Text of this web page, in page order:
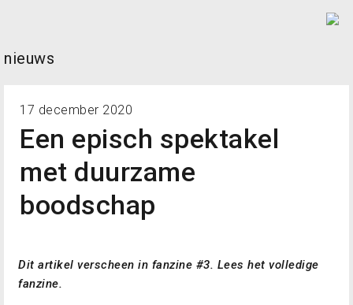
nieuws
17 december 2020
Een episch spektakel
met duurzame
boodschap
Dit artikel verscheen in fanzine #3. Lees het volledige
fanzine.